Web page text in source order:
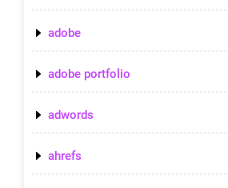
adobe
adobe portfolio
adwords
ahrefs